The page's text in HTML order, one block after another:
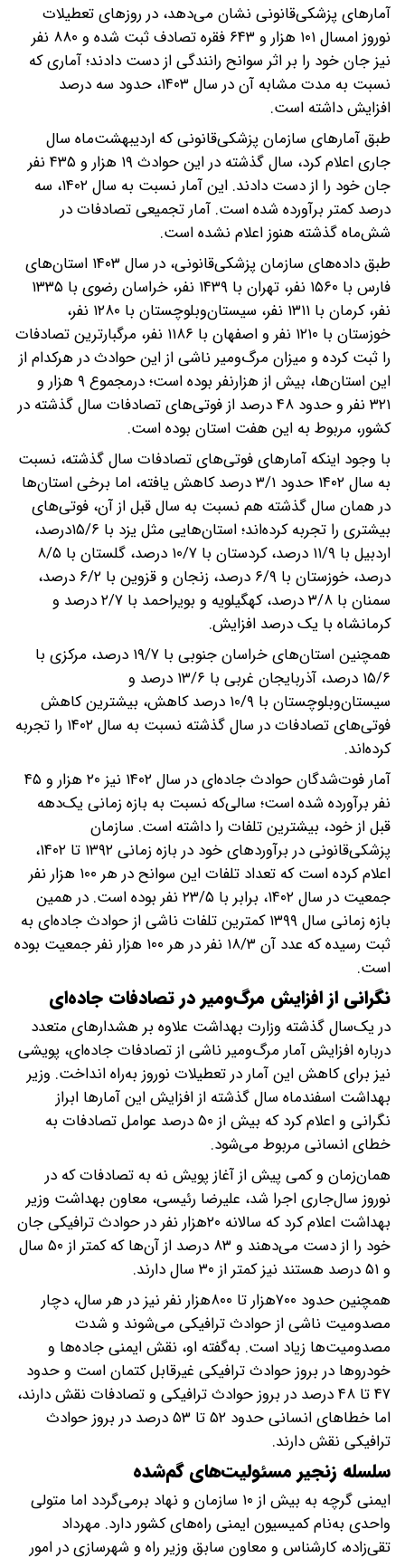
آمارهای پزشکی‌قانونی نشان می‌دهد، در روزهای تعطیلات
نوروز امسال ۱۰۱ هزار و ۶۴۳ فقره تصادف ثبت شده و ۸۸۰ نفر
نیز جان خود را بر اثر سوانح رانندگی از دست دادند؛ آماری که
نسبت به مدت مشابه آن در سال ۱۴۰۳، حدود سه درصد
افزایش داشته است.
طبق آمارهای سازمان پزشکی‌قانونی که اردیبهشت‌ماه سال
جاری اعلام کرد، سال گذشته در این حوادث ۱۹ هزار و ۴۳۵ نفر
جان خود را از دست دادند. این آمار نسبت به سال ۱۴۰۲، سه
درصد کمتر برآورده شده است. آمار تجمیعی تصادفات در
شش‌ماه گذشته هنوز اعلام نشده است.
طبق داده‌های سازمان پزشکی‌قانونی، در سال ۱۴۰۳ استان‌های
فارس با ۱۵۶۰ نفر، تهران با ۱۴۳۹ نفر، خراسان رضوی با ۱۳۳۵
نفر، کرمان با ۱۳۱۱ نفر، سیستان‌وبلوچستان با ۱۲۸۰ نفر،
خوزستان با ۱۲۱۰ نفر و اصفهان با ۱۱۸۶ نفر، مرگبارترین تصادفات
را ثبت کرده و میزان مرگ‌ومیر ناشی از این حوادث در هرکدام از
این استان‌ها، بیش از هزارنفر بوده است؛ درمجموع ۹ هزار و
۳۲۱ نفر و حدود ۴۸ درصد از فوتی‌های تصادفات سال گذشته در
کشور، مربوط به این هفت استان بوده است.
با وجود اینکه آمارهای فوتی‌های تصادفات سال گذشته، نسبت
به سال ۱۴۰۲ حدود ۳/۱ درصد کاهش یافته، اما برخی استان‌ها
در همان سال گذشته هم نسبت به سال قبل از آن، فوتی‌های
بیشتری را تجربه کرده‌اند؛ استان‌هایی مثل یزد با ۱۵/۶درصد،
اردبیل با ۱۱/۹ درصد، کردستان با ۱۰/۷ درصد، گلستان با ۸/۵
درصد، خوزستان با ۶/۹ درصد، زنجان و قزوین با ۶/۲ درصد،
سمنان با ۳/۸ درصد، کهگیلویه و بویراحمد با ۲/۷ درصد و
کرمانشاه با یک درصد افزایش.
همچنین استان‌های خراسان جنوبی با ۱۹/۷ درصد، مرکزی با
۱۵/۶ درصد، آذربایجان غربی با ۱۳/۶ درصد و
سیستان‌وبلوچستان با ۱۰/۹ درصد کاهش، بیشترین کاهش
فوتی‌های تصادفات در سال گذشته نسبت به سال ۱۴۰۲ را تجربه
کرده‌اند.
آمار فوت‌شدگان حوادث جاده‌ای در سال ۱۴۰۲ نیز ۲۰ هزار و ۴۵
نفر برآورده شده است؛ سالی‌که نسبت به بازه زمانی یک‌دهه
قبل از خود، بیشترین تلفات را داشته است. سازمان
پزشکی‌قانونی در برآوردهای خود در بازه زمانی ۱۳۹۲ تا ۱۴۰۲،
اعلام کرده است که تعداد تلفات این سوانح در هر ۱۰۰ هزار نفر
جمعیت در سال ۱۴۰۲، برابر با ۲۳/۵ نفر بوده است. در همین
بازه زمانی سال ۱۳۹۹ کمترین تلفات ناشی از حوادث جاده‌ای به
ثبت رسیده که عدد آن ۱۸/۳ نفر در هر ۱۰۰ هزار نفر جمعیت بوده
است.
نگرانی از افزایش مرگ‌ومیر در تصادفات جاده‌ای
در یک‌سال گذشته وزارت بهداشت علاوه بر هشدارهای متعدد
درباره افزایش آمار مرگ‌ومیر ناشی از تصادفات جاده‌ای، پویشی
نیز برای کاهش این آمار در تعطیلات نوروز به‌راه انداخت. وزیر
بهداشت اسفندماه سال گذشته از افزایش این آمارها ابراز
نگرانی و اعلام کرد که بیش از ۵۰ درصد عوامل تصادفات به
خطای انسانی مربوط می‌شود.
همان‌زمان و کمی پیش از آغاز پویش نه به تصادفات که در
نوروز سال‌جاری اجرا شد، علیرضا رئیسی، معاون بهداشت وزیر
بهداشت اعلام کرد که سالانه ۲۰هزار نفر در حوادث ترافیکی جان
خود را از دست می‌دهند و ۸۳ درصد از آن‌ها که کمتر از ۵۰ سال
و ۵۱ درصد هستند نیز کمتر از ۳۰ سال دارند.
همچنین حدود ۷۰۰هزار تا ۸۰۰هزار نفر نیز در هر سال، دچار
مصدومیت ناشی از حوادث ترافیکی می‌شوند و شدت
مصدومیت‌ها زیاد است. به‌گفته او، نقش ایمنی جاده‌ها و
خودروها در بروز حوادث ترافیکی غیرقابل کتمان است و حدود
۴۷ تا ۴۸ درصد در بروز حوادث ترافیکی و تصادفات نقش دارند،
اما خطاهای انسانی حدود ۵۲ تا ۵۳ درصد در بروز حوادث
ترافیکی نقش دارند.
سلسله زنجیر مسئولیت‌های گم‌شده
ایمنی گرچه به بیش از ۱۰ سازمان و نهاد برمی‌گردد اما متولی
واحدی به‌نام کمیسیون ایمنی راه‌های کشور دارد. مهرداد
تقی‌زاده، کارشناس و معاون سابق وزیر راه و شهرسازی در امور